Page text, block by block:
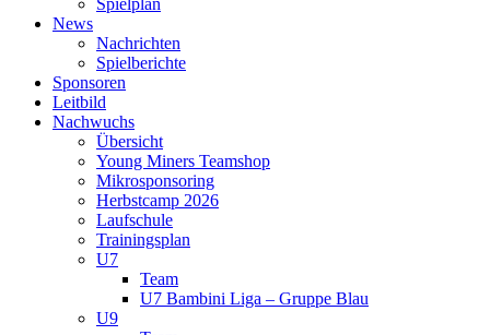
Spielplan
News
Nachrichten
Spielberichte
Sponsoren
Leitbild
Nachwuchs
Übersicht
Young Miners Teamshop
Mikrosponsoring
Herbstcamp 2026
Laufschule
Trainingsplan
U7
Team
U7 Bambini Liga – Gruppe Blau
U9